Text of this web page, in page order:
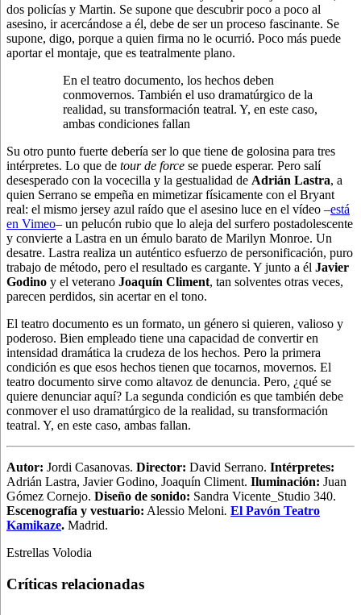
dos policías y Martin. Se supone que descubrir poco a poco al
asesino, ir acercándose a él, debe de ser un proceso fascinante. Se
supone, digo, porque a quien firma no le ocurrió. Poco más puede
aportar el montaje, que es teatralmente plano.
En el teatro documento, los hechos deben
conmovernos. También el uso dramatúrgico de la
realidad, su transformación teatral. Y, en este caso,
ambas condiciones fallan
Su otro punto fuerte debería ser lo que tiene de golosina para tres
intérpretes. Lo que de tour de force se puede esperar. Pero salí
desesperado con la vocecilla y la gestualidad de Adrián Lastra, a
quien Serrano se empeña en mimetizar físicamente con el Bryant
real: el mismo jersey azul raído que el asesino luce en el vídeo –está
en Vimeo– un pelucón rubio que lo aleja del surfero postadolescente
y convierte a Lastra en un émulo barato de Marilyn Monroe. Un
desatre. Lastra realiza un auténtico esfuerzo de personificación, puro
trabajo de método, pero el resultado es cargante. Y junto a él Javier
Godino y el veterano Joaquín Climent, tan solventes otras veces,
parecen perdidos, sin acertar en el tono.
El teatro documento es un formato, un género si quieren, valioso y
poderoso. Bien empleado tiene una capacidad de convertir en
intensidad dramática la crudeza de los hechos. Pero la primera
condición es que esos hechos tienen que tocarnos, movernos. El
teatro documento sirve como altavoz de denuncia. Pero, ¿qué se
quiere denunciar aquí? La segunda condición es que también debe
conmover el uso dramatúrgico de la realidad, su transformación
teatral. Y, en este caso, ambas fallan.
Autor: Jordi Casanovas. Director: David Serrano. Intérpretes:
Adrián Lastra, Javier Godino, Joaquín Climent. Iluminación: Juan
Gómez Cornejo. Diseño de sonido: Sandra Vicente_Studio 340.
Escenografía y vestuario: Alessio Meloni. El Pavón Teatro
Kamikaze. Madrid.
Estrellas Volodia
Críticas relacionadas